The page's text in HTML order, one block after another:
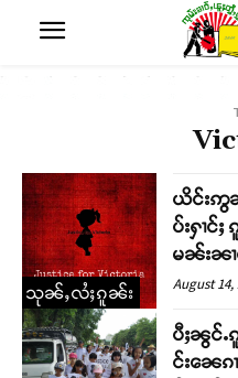
သုၼ်ႇလႆႈၵူၼ်း
ယိင်းဢွ
ပ်းႁၢ
မၼ်းၼၢ
August 14,
ပီႈၼွင်ႉ
င်းၼေ